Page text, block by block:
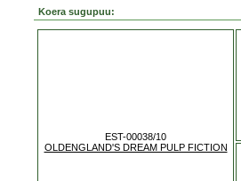
Koera sugupuu:
EST-00038/10
OLDENGLAND'S DREAM PULP FICTION